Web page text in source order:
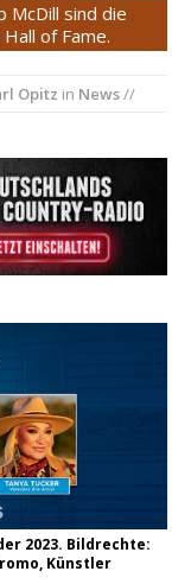
den größten Hits
„Late Night
August 2026:
und Riley Green im
McDill sind die
of Fame.
Opitz in News//
2023. Bildrechte:
Künstler